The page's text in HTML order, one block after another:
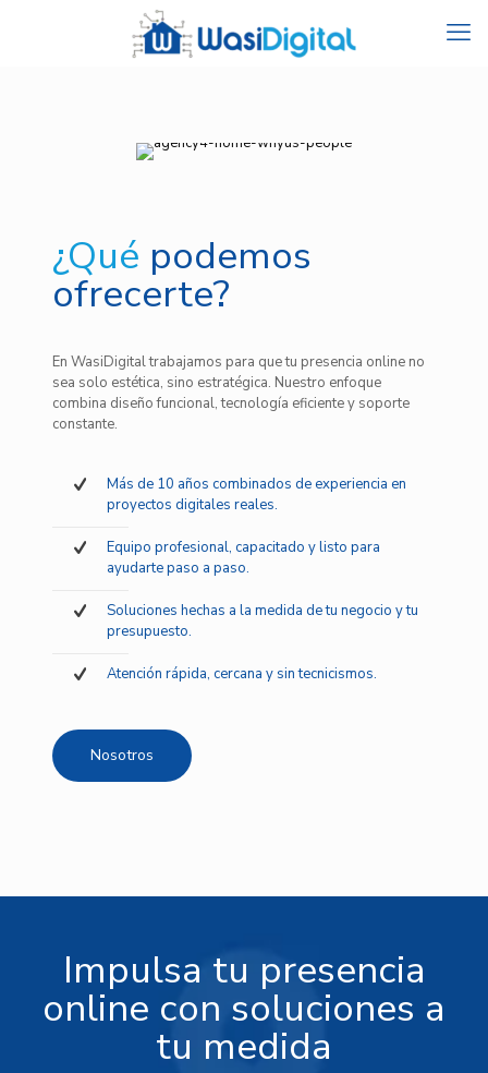
¿Qué podemos
ofrecerte?
En WasiDigital trabajamos para que tu presencia online no
sea solo estética, sino estratégica. Nuestro enfoque
combina diseño funcional, tecnología eficiente y soporte
constante.
Más de 10 años combinados de experiencia en
proyectos digitales reales.
Equipo profesional, capacitado y listo para
ayudarte paso a paso.
Soluciones hechas a la medida de tu negocio y tu
presupuesto.
Atención rápida, cercana y sin tecnicismos.
Nosotros
Impulsa tu presencia
online con soluciones a
tu medida